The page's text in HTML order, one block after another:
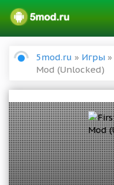
5mod.ru » Игры »
Mod (Unlocked)